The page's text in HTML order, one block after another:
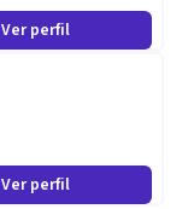
Ver perfil
Ver perfil